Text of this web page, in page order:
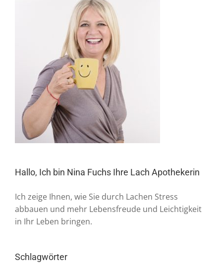
Hallo, Ich bin Nina Fuchs Ihre Lach Apothekerin
Ich zeige Ihnen, wie Sie durch Lachen Stress
abbauen und mehr Lebensfreude und Leichtigkeit
in Ihr Leben bringen.
Schlagwörter